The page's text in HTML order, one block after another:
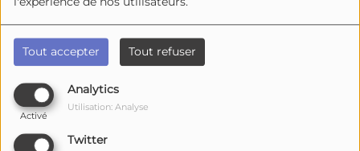
Tout accepter Tout refuser
Analytics
Activé
Utilisation: Analyse
Twitter
K
L M N O P Q R S T U
V
W
X Y